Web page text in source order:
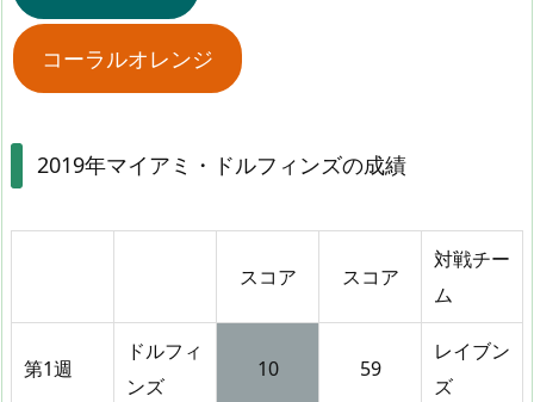
コーラルオレンジ
2019年マイアミ・ドルフィンズの成績
スコア スコア
対戦チー
ム
第1週
ドルフィ
ンズ
10 59
レイブン
ズ